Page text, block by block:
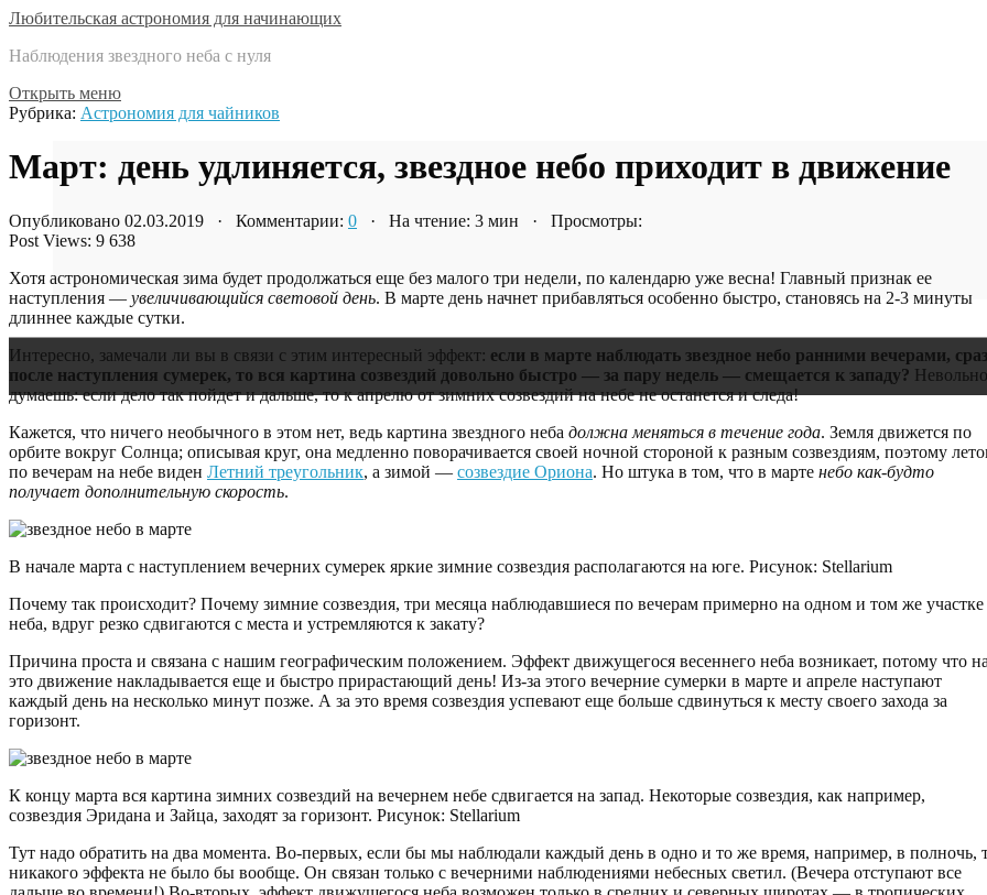
Любительская астрономия для начинающих
Наблюдения звездного неба с нуля
Открыть меню
Рубрика: Астрономия для чайников
Март: день удлиняется, звездное небо приходит в движение
Опубликовано 02.03.2019 · Комментарии: 0 · На чтение: 3 мин · Просмотры:
Post Views: 9 638
Хотя астрономическая зима будет продолжаться еще без малого три недели, по календарю уже весна! Главный признак ее
наступления — увеличивающийся световой день. В марте день начнет прибавляться особенно быстро, становясь на 2-3 минуты
длиннее каждые сутки.
Интересно, замечали ли вы в связи с этим интересный эффект: если в марте наблюдать звездное небо ранними вечерами,
после наступления сумерек, то вся картина созвездий довольно быстро — за пару недель — смещается к западу? Невольно
думаешь: если дело так пойдет и дальше, то к апрелю от зимних созвездий на небе не останется и следа!
Кажется, что ничего необычного в этом нет, ведь картина звездного неба должна меняться в течение года. Земля движется по
орбите вокруг Солнца; описывая круг, она медленно поворачивается своей ночной стороной к разным созвездиям, поэтому
по вечерам на небе виден Летний треугольник, а зимой — созвездие Ориона. Но штука в том, что в марте небо как-будто
получает дополнительную скорость.
В начале марта с наступлением вечерних сумерек яркие зимние созвездия располагаются на юге. Рисунок: Stellarium
Почему так происходит? Почему зимние созвездия, три месяца наблюдавшиеся по вечерам примерно на одном и том же участке
неба, вдруг резко сдвигаются с места и устремляются к закату?
Причина проста и связана с нашим географическим положением. Эффект движущегося весеннего неба возникает, потому что
это движение накладывается еще и быстро прирастающий день! Из-за этого вечерние сумерки в марте и апреле наступают
каждый день на несколько минут позже. А за это время созвездия успевают еще больше сдвинуться к месту своего захода за
горизонт.
К концу марта вся картина зимних созвездий на вечернем небе сдвигается на запад. Некоторые созвездия, как например,
созвездия Эридана и Зайца, заходят за горизонт. Рисунок: Stellarium
Тут надо обратить на два момента. Во-первых, если бы мы наблюдали каждый день в одно и то же время, например, в полночь,
никакого эффекта не было бы вообще. Он связан только с вечерними наблюдениями небесных светил. (Вечера отступают все